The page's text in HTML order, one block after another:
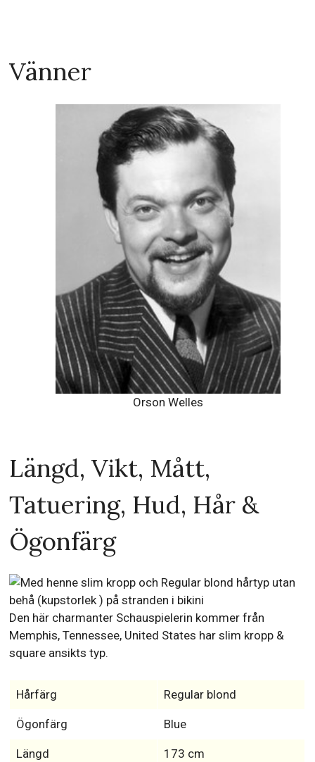
Vänner
Orson Welles
Längd, Vikt, Mått,
Tatuering, Hud, Hår &
Ögonfärg
Den här charmanter Schauspielerin kommer från
Memphis, Tennessee, United States har slim kropp &
square ansikts typ.
Hårfärg Regular blond
Ögonfärg Blue
Längd 173 cm